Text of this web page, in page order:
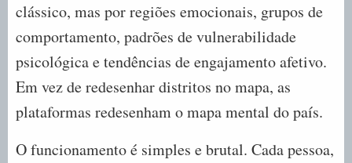
clássico, mas por regiões emocionais, grupos de
comportamento, padrões de vulnerabilidade
psicológica e tendências de engajamento afetivo.
Em vez de redesenhar distritos no mapa, as
plataformas redesenham o mapa mental do país.
O funcionamento é simples e brutal. Cada pessoa,